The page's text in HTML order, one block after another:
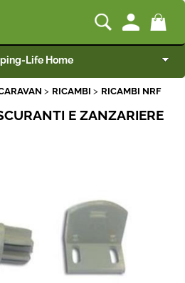
Life Home
Camper e Caravan
e Giardino
SELLER
RICAMBI RICAMBI NRF
E ZANZARIERE